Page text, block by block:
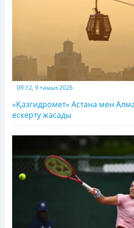
09:12, 9 тамыз 2026
«Қазгидромет» Астана мен
ескерту жасады